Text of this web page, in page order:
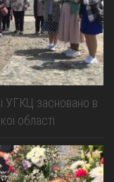
УГКЦ засновано в
області